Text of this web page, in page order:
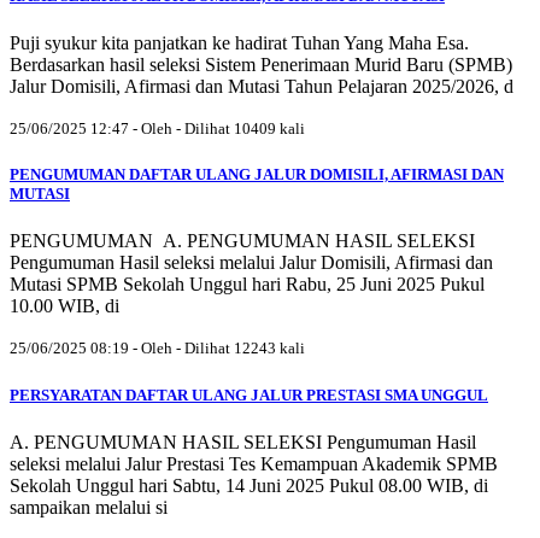
Puji syukur kita panjatkan ke hadirat Tuhan Yang Maha Esa.
Berdasarkan hasil seleksi Sistem Penerimaan Murid Baru (SPMB)
Jalur Domisili, Afirmasi dan Mutasi Tahun Pelajaran 2025/2026, d
25/06/2025 12:47 - Oleh - Dilihat 10409 kali
PENGUMUMAN DAFTAR ULANG JALUR DOMISILI, AFIRMASI DAN
MUTASI
PENGUMUMAN A. PENGUMUMAN HASIL SELEKSI
Pengumuman Hasil seleksi melalui Jalur Domisili, Afirmasi dan
Mutasi SPMB Sekolah Unggul hari Rabu, 25 Juni 2025 Pukul
10.00 WIB, di
25/06/2025 08:19 - Oleh - Dilihat 12243 kali
PERSYARATAN DAFTAR ULANG JALUR PRESTASI SMA UNGGUL
A. PENGUMUMAN HASIL SELEKSI Pengumuman Hasil
seleksi melalui Jalur Prestasi Tes Kemampuan Akademik SPMB
Sekolah Unggul hari Sabtu, 14 Juni 2025 Pukul 08.00 WIB, di
sampaikan melalui si